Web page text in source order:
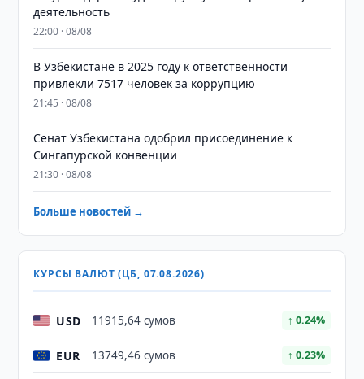
деятельность
22:00 · 08/08
В Узбекистане в 2025 году к ответственности
привлекли 7517 человек за коррупцию
21:45 · 08/08
Сенат Узбекистана одобрил присоединение к
Сингапурской конвенции
21:30 · 08/08
Больше новостей →
КУРСЫ ВАЛЮТ (ЦБ, 07.08.2026)
USD 11915,64 сумов ↑ 0.24%
EUR 13749,46 сумов ↑ 0.23%